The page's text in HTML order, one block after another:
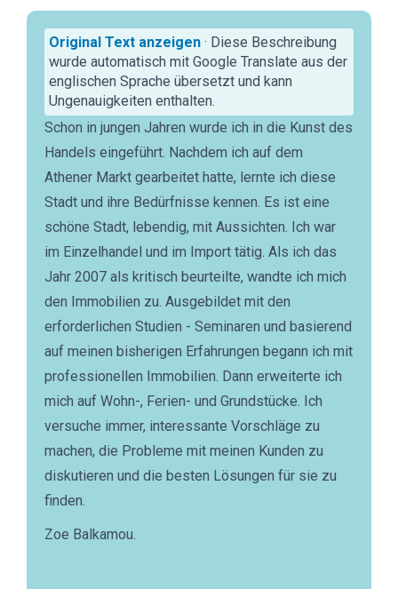
Original Text anzeigen · Diese Beschreibung
wurde automatisch mit Google Translate aus der
englischen Sprache übersetzt und kann
Ungenauigkeiten enthalten.
Schon in jungen Jahren wurde ich in die Kunst des
Handels eingeführt. Nachdem ich auf dem
Athener Markt gearbeitet hatte, lernte ich diese
Stadt und ihre Bedürfnisse kennen. Es ist eine
schöne Stadt, lebendig, mit Aussichten. Ich war
im Einzelhandel und im Import tätig. Als ich das
Jahr 2007 als kritisch beurteilte, wandte ich mich
den Immobilien zu. Ausgebildet mit den
erforderlichen Studien - Seminaren und basierend
auf meinen bisherigen Erfahrungen begann ich mit
professionellen Immobilien. Dann erweiterte ich
mich auf Wohn-, Ferien- und Grundstücke. Ich
versuche immer, interessante Vorschläge zu
machen, die Probleme mit meinen Kunden zu
diskutieren und die besten Lösungen für sie zu
finden.
Zoe Balkamou.